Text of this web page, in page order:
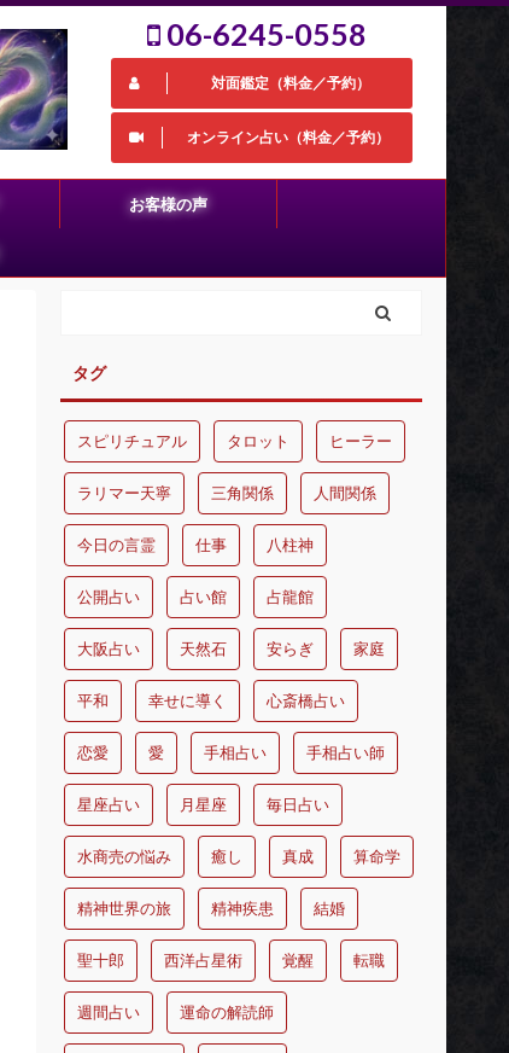
06-6245-0558
対面鑑定（料金／予約）
オンライン占い（料金／予約）
お客様の声
タグ
スピリチュアル タロット ヒーラー
ラリマー天寧 三角関係 人間関係
今日の言霊 仕事 八柱神
公開占い 占い館 占龍館
大阪占い 天然石 安らぎ 家庭
平和 幸せに導く 心斎橋占い
恋愛 愛 手相占い 手相占い師
星座占い 月星座 毎日占い
水商売の悩み 癒し 真成 算命学
精神世界の旅 精神疾患 結婚
聖十郎 西洋占星術 覚醒 転職
週間占い 運命の解読師